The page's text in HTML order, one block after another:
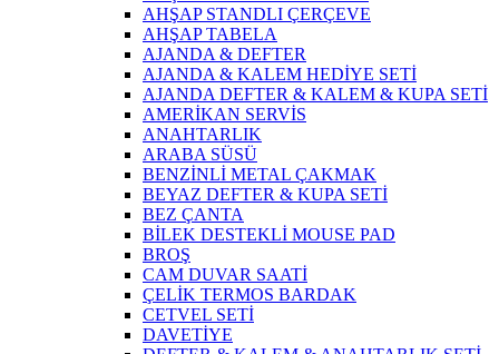
AHŞAP STANDLI ÇERÇEVE
AHŞAP TABELA
AJANDA & DEFTER
AJANDA & KALEM HEDİYE SETİ
AJANDA DEFTER & KALEM & KUPA SETİ
AMERİKAN SERVİS
ANAHTARLIK
ARABA SÜSÜ
BENZİNLİ METAL ÇAKMAK
BEYAZ DEFTER & KUPA SETİ
BEZ ÇANTA
BİLEK DESTEKLİ MOUSE PAD
BROŞ
CAM DUVAR SAATİ
ÇELİK TERMOS BARDAK
CETVEL SETİ
DAVETİYE